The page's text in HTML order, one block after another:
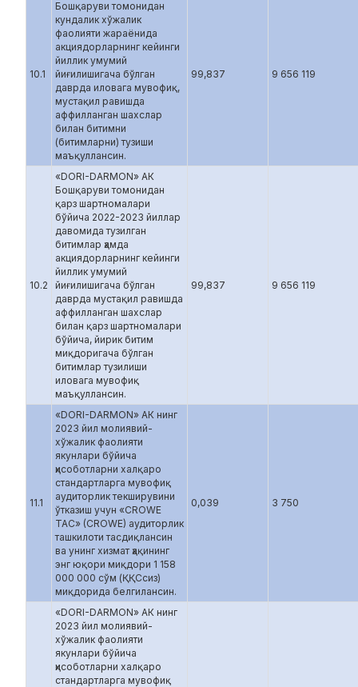
10.1
Бошқаруви томонидан
кундалик хўжалик
фаолияти жараёнида
акциядорларнинг кейинги
йиллик умумий
йиғилишигача бўлган
даврда иловага мувофиқ,
мустақил равишда
аффилланган шахслар
билан битимни
(битимларни) тузиши
маъқуллансин.
99,837 9 656 119
10.2
«DORI-DARMON» АК
Бошқаруви томонидан
қарз шартномалари
бўйича 2022-2023 йиллар
давомида тузилган
битимлар ҳамда
акциядорларнинг кейинги
йиллик умумий
йиғилишигача бўлган
даврда мустақил равишда
аффилланган шахслар
билан қарз шартномалари
бўйича, йирик битим
миқдоригача бўлган
битимлар тузилиши
иловага мувофиқ
маъқуллансин.
99,837 9 656 119
11.1
«DORI-DARMON» АК нинг
2023 йил молиявий-
хўжалик фаолияти
якунлари бўйича
ҳисоботларни халқаро
стандартларга мувофиқ
аудиторлик текширувини
ўтказиш учун «CROWE
TAC» (CROWE) аудиторлик
ташкилоти тасдиқлансин
ва унинг хизмат ҳақининг
энг юқори миқдори 1 158
000 000 сўм (ҚҚСсиз)
миқдорида белгилансин.
0,039 3 750
«DORI-DARMON» АК нинг
2023 йил молиявий-
хўжалик фаолияти
якунлари бўйича
ҳисоботларни халқаро
стандартларга мувофиқ